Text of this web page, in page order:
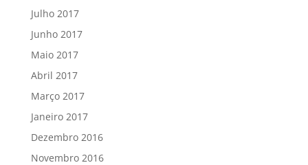
Julho 2017
Junho 2017
Maio 2017
Abril 2017
Março 2017
Janeiro 2017
Dezembro 2016
Novembro 2016